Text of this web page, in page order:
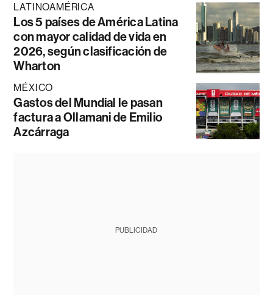
LATINOAMÉRICA
Los 5 países de América Latina
con mayor calidad de vida en
2026, según clasificación de
Wharton
MÉXICO
Gastos del Mundial le pasan
factura a Ollamani de Emilio
Azcárraga
PUBLICIDAD